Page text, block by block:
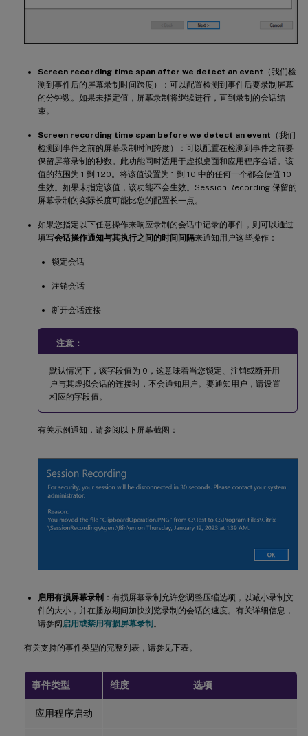
Screen recording time span after we detect an event （我们检
测到事件后的屏幕录制时间跨度）：可以配置检测到事件后要录制屏幕
的分钟数。如果未指定值，屏幕录制将继续进行，直到录制的会话结
束。
Screen recording time span before we detect an event （我们
检测到事件之前的屏幕录制时间跨度）：可以配置在检测到事件之前要
保留屏幕录制的秒数。此功能同时适用于虚拟桌面和应用程序会话。该
值的范围为 1 到 120。将该值设置为 1 到 10 中的任何一个都会使值 10
生效。如果未指定该值，该功能不会生效。Session Recording 保留的
屏幕录制的实际长度可能比您的配置长一点。
如果您指定以下任意操作来响应录制的会话中记录的事件，则可以通过
填写会话操作通知与其执行之间的时间间隔来通知用户这些操作：
锁定会话
注销会话
断开会话连接
注意：
默认情况下，该字段值为 0，这意味着当您锁定、注销或断开用
户与其虚拟会话的连接时，不会通知用户。要通知用户，请设置
相应的字段值。
有关示例通知，请参阅以下屏幕截图：
启用有损屏幕录制 ：有损屏幕录制允许您调整压缩选项，以减小录制文
件的大小，并在播放期间加快浏览录制的会话的速度。有关详细信息，
请参阅 启用或禁用有损屏幕录制 。
有关支持的事件类型的完整列表，请参见下表。
事件类型 维度 选项
应用程序启动